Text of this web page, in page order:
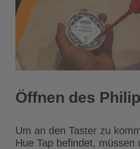
Öffnen des
Um an den Taster zu
Hue Tap befindet, müssen